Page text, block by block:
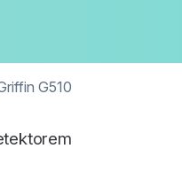
G510